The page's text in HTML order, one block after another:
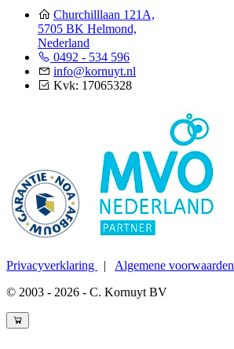
Churchilllaan 121A,
5705 BK Helmond,
Nederland
0492 - 534 596
info@kornuyt.nl
Kvk: 17065328
Privacyverklaring | Algemene voorwaarden
© 2003 - 2026 - C. Kornuyt BV